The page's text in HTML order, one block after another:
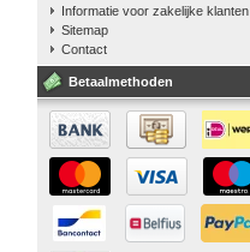
Informatie voor zakelijke klanten
Sitemap
Contact
Betaalmethoden